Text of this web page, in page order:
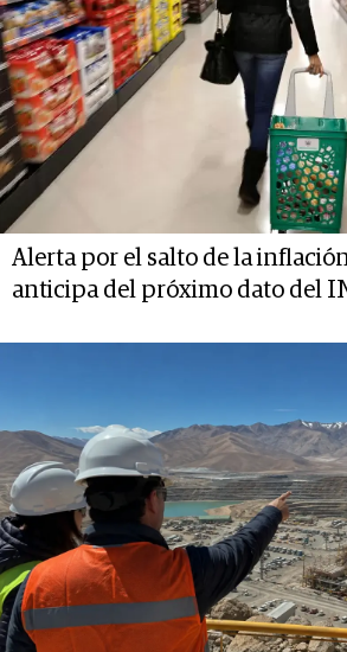
Alerta por el salto de la
anticipa del próximo dato del